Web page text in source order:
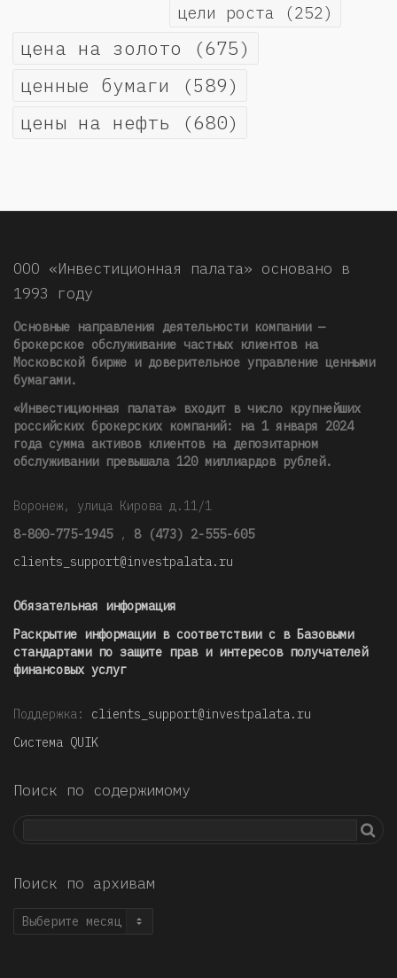
цели роста (252)
цена на золото (675)
ценные бумаги (589)
цены на нефть (680)
ООО «Инвестиционная палата» основано в
1993 году
Основные направления деятельности компании —
брокерское обслуживание частных клиентов на
Московской бирже и доверительное управление ценными
бумагами.
«Инвестиционная палата» входит в число крупнейших
российских брокерских компаний: на 1 января 2024
года сумма активов клиентов на депозитарном
обслуживании превышала 120 миллиардов рублей.
Воронеж, улица Кирова д.11/1
8-800-775-1945 , 8 (473) 2-555-605
clients_support@investpalata.ru
Обязательная информация
Раскрытие информации в соответствии с в Базовыми
стандартами по защите прав и интересов получателей
финансовых услуг
Поддержка: clients_support@investpalata.ru
Система QUIK
Поиск по содержимому
Поиск по архивам
Поиск